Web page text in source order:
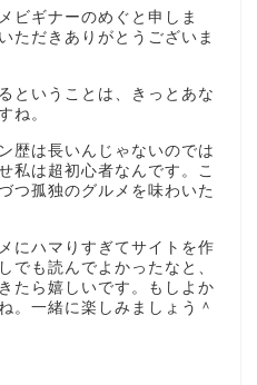
ビギナーのめぐと申しま
ただきありがとうございま
ということは、きっとあな
ね。
歴は長いんじゃないのでは
私は超初心者なんです。こ
つ孤独のグルメを味わいた
にハマりすぎてサイトを作
でも読んでよかったなと、
たら嬉しいです。もしよか
。一緒に楽しみましょう＾